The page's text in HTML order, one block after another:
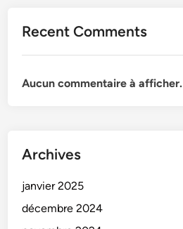
Recent Comments
Aucun commentaire à afficher.
Archives
janvier 2025
décembre 2024